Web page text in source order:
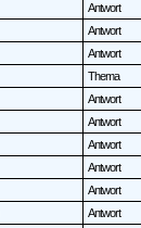
Antwort
Antwort
Antwort
Thema
Antwort
Antwort
Antwort
Antwort
Antwort
Antwort